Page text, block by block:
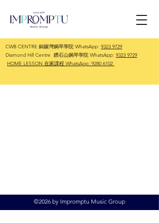
CWB CENTRE 銅鑼灣鋼琴學院 WhatsApp: 9323 9729
Diamond Hill Centre 鑽石山鋼琴學院 WhatsApp: 9323 9729
HOME LESSON 在家課程 WhatsApp: 9280 6102
©2026 by Impromptu Music Group